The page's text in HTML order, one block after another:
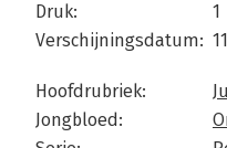
Druk:
1
Verschijningsdatum:
Hoofdrubriek:
Jongbloed: